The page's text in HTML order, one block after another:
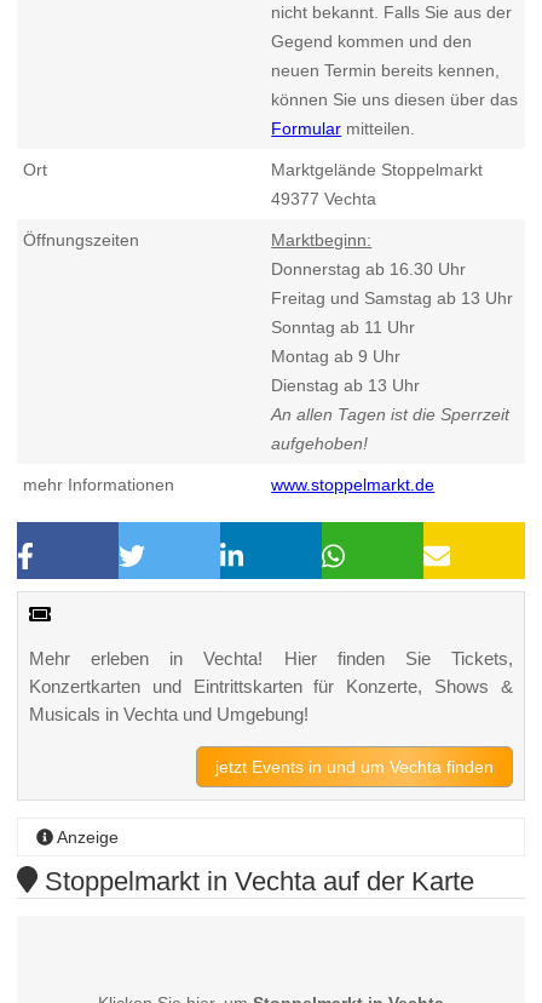
nicht bekannt. Falls Sie aus der
Gegend kommen und den
neuen Termin bereits kennen,
können Sie uns diesen über das
Formular mitteilen.
Ort
Marktgelände Stoppelmarkt
49377 Vechta
Öffnungszeiten
Marktbeginn:
Donnerstag ab 16.30 Uhr
Freitag und Samstag ab 13 Uhr
Sonntag ab 11 Uhr
Montag ab 9 Uhr
Dienstag ab 13 Uhr
An allen Tagen ist die Sperrzeit
aufgehoben!
mehr Informationen www.stoppelmarkt.de
Mehr erleben in Vechta! Hier finden Sie Tickets,
Konzertkarten und Eintrittskarten für Konzerte, Shows &
Musicals in Vechta und Umgebung!
jetzt Events in und um Vechta finden
Anzeige
Stoppelmarkt in Vechta auf der Karte